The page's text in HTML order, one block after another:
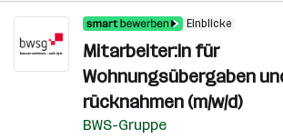
Einblicke
Mitarbeiter:in für
Wohnungsübergaben
rücknahmen (m/w/d)
BWS-Gruppe